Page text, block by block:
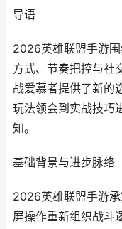
导语
2026英雄联盟手游
方式、节奏把控与社
战爱慕者提供了新的
玩法领会到实战技巧
知。
基础背景与进步脉络
2026英雄联盟手游
屏操作重新组织战斗